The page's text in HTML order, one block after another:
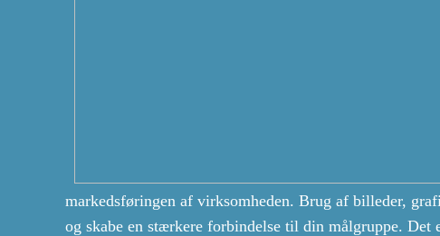
markedsføringen af virksomheden. Brug af billeder,
og skabe en stærkere forbindelse til din målgruppe.